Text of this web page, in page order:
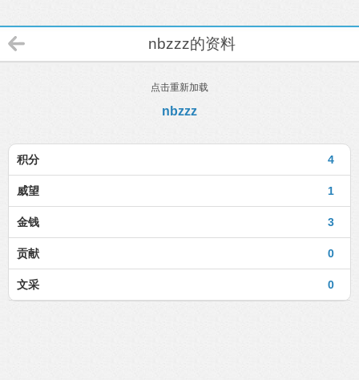
nbzzz的资料
点击重新加载
nbzzz
4
积分
1
威望
3
金钱
0
贡献
0
文采